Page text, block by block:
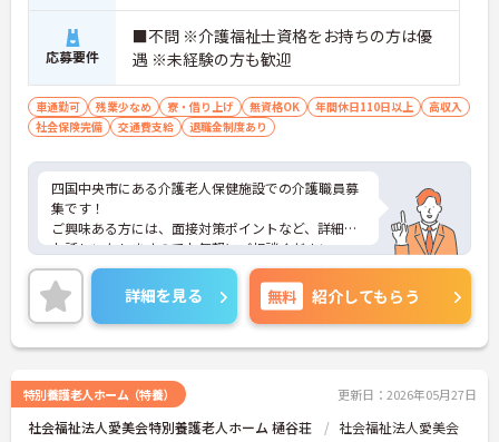
応募要件
■不問 ※介護福祉士資格をお持ちの方は優
遇 ※未経験の方も歓迎
車通勤可 残業少なめ 寮・借り上げ 無資格OK 年間休日110日以上
高収入
社会保険完備
交通費支給 退職金制度あり
四国中央市にある介護老人保健施設での介護職員募
集です！
ご興味ある方には、面接対策ポイントなど、詳細を
お話しいたしますのでお気軽にご相談ください。
詳細を見る 無料 紹介してもらう
特別養護老人ホーム（特養） 更新日：2026年05月27日
社会福祉法人愛美会特別養護老人ホーム 樋谷荘 社会福祉法人愛美会